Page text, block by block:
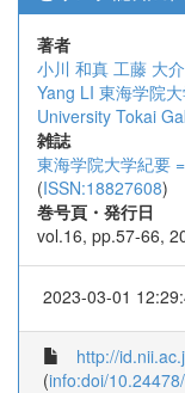
著者
小川 和真 工藤 大介
Yang LI 東海学院
University Tokai
雑誌
東海学院大学紀要
(ISSN:18827608)
巻号頁・発行日
vol.16, pp.57-66,
2023-03-01
http://
(info:doi/